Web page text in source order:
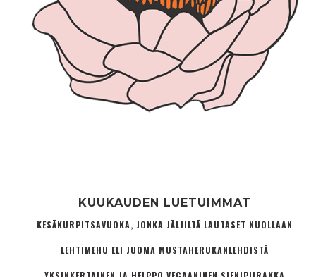
KUUKAUDEN LUETUIMMAT
KESÄKURPITSAVUOKA, JONKA JÄLJILTÄ LAUTASET NUOLLAAN
LEHTIMEHU ELI JUOMA MUSTAHERUKANLEHDISTÄ